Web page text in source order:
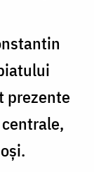
prezente